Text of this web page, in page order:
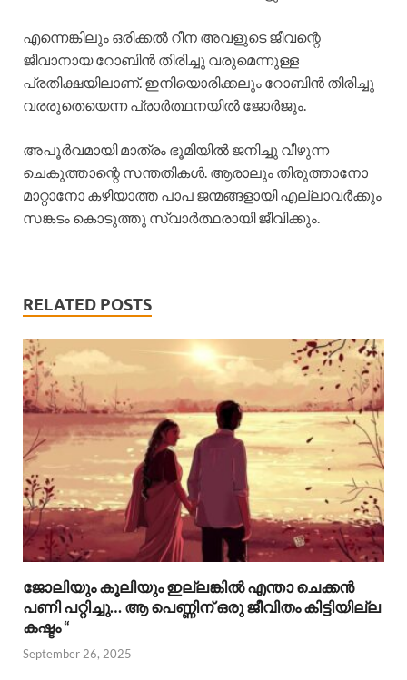
എന്നെങ്കിലും ഒരിക്കൽ റീന അവളുടെ ജീവന്റെ
ജീവാനായ റോബിൻ തിരിച്ചു വരുമെന്നുള്ള
പ്രതിക്ഷയിലാണ്. ഇനിയൊരിക്കലും റോബിൻ തിരിച്ചു
വരരുതെയെന്ന പ്രാർത്ഥനയിൽ ജോർജും.
അപൂർവമായി മാത്രം ഭൂമിയിൽ ജനിച്ചു വീഴുന്ന
ചെകുത്താന്റെ സന്തതികൾ. ആരാലും തിരുത്താനോ
മാറ്റാനോ കഴിയാത്ത പാപ ജന്മങ്ങളായി എല്ലാവർക്കും
സങ്കടം കൊടുത്തു സ്വാർത്ഥരായി ജീവിക്കും.
RELATED POSTS
ജോലിയും കൂലിയും ഇല്ലങ്കിൽ എന്താ ചെക്കൻ
പണി പറ്റിച്ചു… ആ പെണ്ണിന് ഒരു ജീവിതം കിട്ടിയില്ല
കഷ്ടം “
September 26, 2025